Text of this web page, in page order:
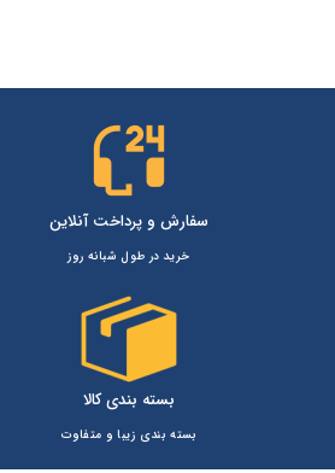
سفارش و پرداخت آنلاین
خرید در طول شبانه روز
بسته بندی کالا
بسته بندی زیبا و متفاوت